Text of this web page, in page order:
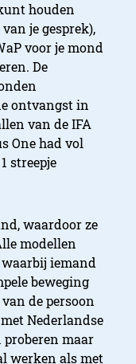
houden
je gesprek),
voor je mond
De
ontvangst in
van de IFA
One had vol
streepje
waardoor ze
modellen
iemand
beweging
de persoon
Nederlandse
maar
werken als met